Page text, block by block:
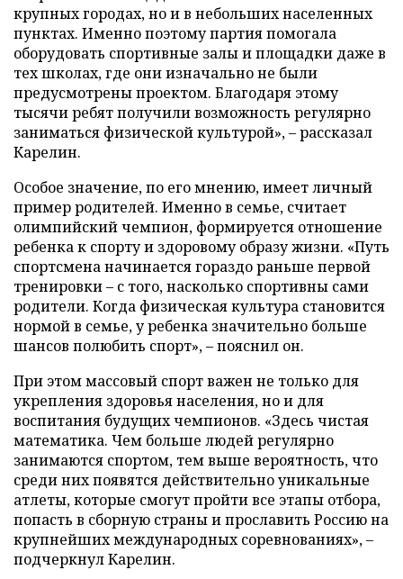
крупных городах, но и в небольших населенных
пунктах. Именно поэтому партия помогала
оборудовать спортивные залы и площадки даже в
тех школах, где они изначально не были
предусмотрены проектом. Благодаря этому
тысячи ребят получили возможность регулярно
заниматься физической культурой», – рассказал
Карелин.
Особое значение, по его мнению, имеет личный
пример родителей. Именно в семье, считает
олимпийский чемпион, формируется отношение
ребенка к спорту и здоровому образу жизни. «Путь
спортсмена начинается гораздо раньше первой
тренировки – с того, насколько спортивны сами
родители. Когда физическая культура становится
нормой в семье, у ребенка значительно больше
шансов полюбить спорт», – пояснил он.
При этом массовый спорт важен не только для
укрепления здоровья населения, но и для
воспитания будущих чемпионов. «Здесь чистая
математика. Чем больше людей регулярно
занимаются спортом, тем выше вероятность, что
среди них появятся действительно уникальные
атлеты, которые смогут пройти все этапы отбора,
попасть в сборную страны и прославить Россию на
крупнейших международных соревнованиях», –
подчеркнул Карелин.